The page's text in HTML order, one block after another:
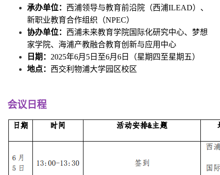
承办单位： 西浦领导与教育前沿院（西浦ILEAD）、
新职业教育合作组织（NPEC）
协办单位： 西浦未来教育学院国际化研究中心、梦想
家学院、海浦产教融合教育创新与应用中心
日期： 2025年6月5日至6月6日（星期四至星期五）
地点： 西交利物浦大学园区校区
会议日程